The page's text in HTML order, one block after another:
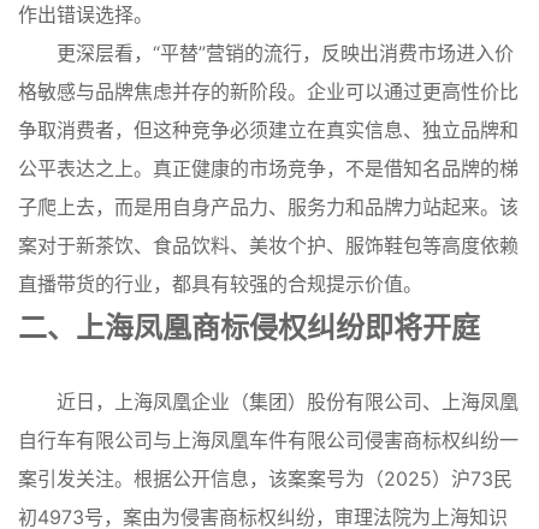
作出错误选择。
更深层看，“平替”营销的流行，反映出消费市场进入价
格敏感与品牌焦虑并存的新阶段。企业可以通过更高性价比
争取消费者，但这种竞争必须建立在真实信息、独立品牌和
公平表达之上。真正健康的市场竞争，不是借知名品牌的梯
子爬上去，而是用自身产品力、服务力和品牌力站起来。该
案对于新茶饮、食品饮料、美妆个护、服饰鞋包等高度依赖
直播带货的行业，都具有较强的合规提示价值。
二、上海凤凰商标侵权纠纷即将开庭
近日，上海凤凰企业（集团）股份有限公司、上海凤凰
自行车有限公司与上海凤凰车件有限公司侵害商标权纠纷一
案引发关注。根据公开信息，该案案号为（2025）沪73民
初4973号，案由为侵害商标权纠纷，审理法院为上海知识